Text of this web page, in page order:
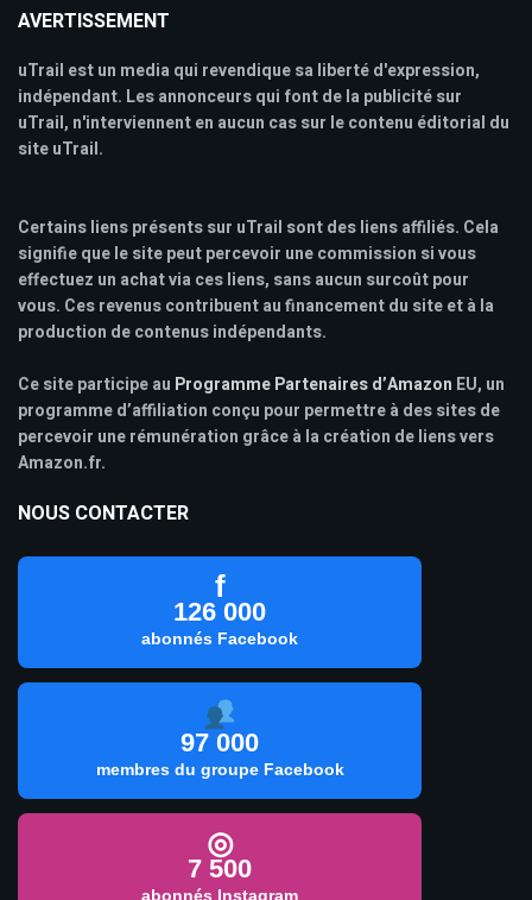
AVERTISSEMENT
uTrail est un media qui revendique sa liberté d'expression,
indépendant. Les annonceurs qui font de la publicité sur
uTrail, n'interviennent en aucun cas sur le contenu éditorial du
site uTrail.
Certains liens présents sur uTrail sont des liens affiliés. Cela
signifie que le site peut percevoir une commission si vous
effectuez un achat via ces liens, sans aucun surcoût pour
vous. Ces revenus contribuent au financement du site et à la
production de contenus indépendants.
Ce site participe au Programme Partenaires d’Amazon EU, un
programme d’affiliation conçu pour permettre à des sites de
percevoir une rémunération grâce à la création de liens vers
Amazon.fr.
NOUS CONTACTER
f
126 000
abonnés Facebook
97 000
membres du groupe Facebook
◎
7 500
abonnés Instagram